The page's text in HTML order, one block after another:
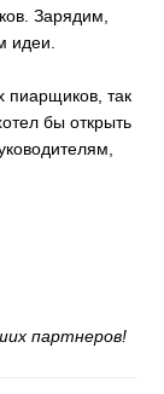
Зарядим,
идеи.
так
бы открыть
партнеров!